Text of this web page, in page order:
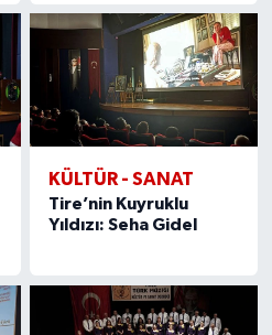
KÜLTÜR - SANAT
Tire’nin Kuyruklu
Yıldızı: Seha Gidel